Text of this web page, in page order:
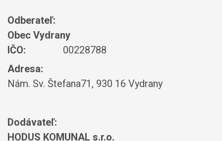
Odberateľ:
Obec Vydrany
IČO:
00228788
Adresa:
Nám. Sv. Štefana71, 930 16 Vydrany
Dodávateľ:
HODUS KOMUNAL s.r.o.